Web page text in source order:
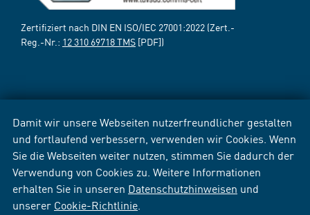
Damit wir unsere Webseiten nutzerfreundlicher gestalten
und fortlaufend verbessern, verwenden wir Cookies. Wenn
Sie die Webseiten weiter nutzen, stimmen Sie dadurch der
Verwendung von Cookies zu. Weitere Informationen
erhalten Sie in unseren Datenschutzhinweisen und
unserer Cookie-Richtlinie
Zertifiziert nach DIN EN ISO/IEC 27001:2022 (Zert.-
Reg.-Nr.: 12 310 69718 TMS [PDF])